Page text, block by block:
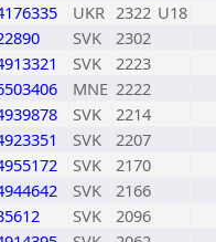
UKR 2322 U18
SVK
2302
SVK
2223
MNE 2222
SVK
2214
SVK
2207
SVK
2170
SVK
2166
SVK
2096